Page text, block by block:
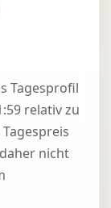
Tagesprofil
relativ zu
nicht